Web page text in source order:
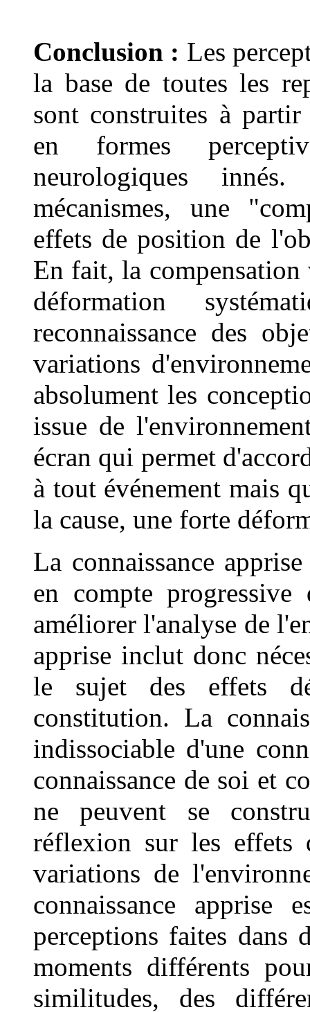
Conclusion : Les
la base de toutes les
sont construites à partir
en formes
neurologiques
mécanismes, une
effets de position de
En fait, la compensation
déformation
reconnaissance des
variations
absolument les
issue de
écran qui permet
à tout événement mais
la cause, une forte
La connaissance
en compte
améliorer l'analyse de
apprise inclut donc
le sujet des effets
constitution. La
indissociable d'une
connaissance de soi et
ne peuvent se
réflexion sur les effets
variations de
connaissance
perceptions faites dans
moments différents
similitudes, des